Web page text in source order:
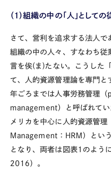
（1）組織の中の「人」としての
さて、営利を追求する法人
組織の中の人々、すなわち従
言を俟(ま)たない。こうした
て、人的資源管理論を専門
年ごろまでは人事労務管理
management）と呼ばれて
メリカを中心に人的資源管
Management：HRM）とい
となり、両者は図表1のよう
2016）。